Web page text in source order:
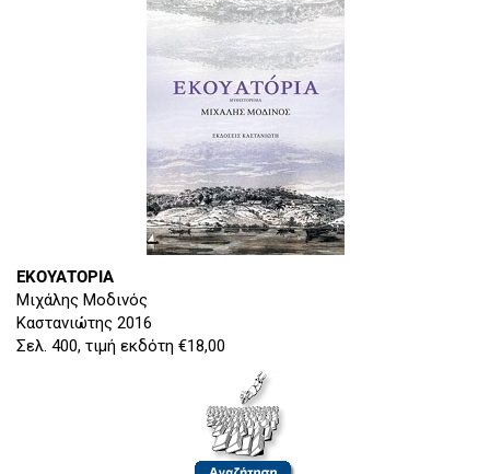
ΕΚΟΥΑΤΟΡΙΑ
Μιχάλης Μοδινός
Καστανιώτης 2016
Σελ. 400, τιμή εκδότη €18,00